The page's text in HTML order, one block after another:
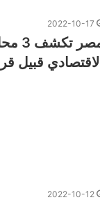
2022-10-17
مصر
الاقتصادي قبيل
2022-10-12